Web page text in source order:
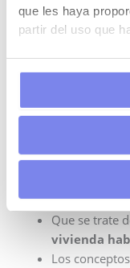
que les haya
partir del uso que
Somos
En la Comunitat
vivienda habitual
inferior a 35 años.
Que se trate
vivienda
Los